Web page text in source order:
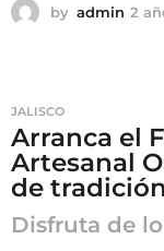
by admin 2
JALISCO
Arranca el
Artesanal
de
Disfruta de